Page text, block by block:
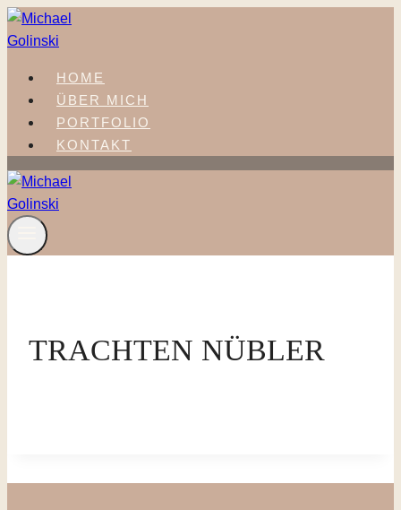
Zum
Inhalt
HOME
ÜBER MICH
PORTFOLIO
KONTAKT
TRACHTEN NÜBLER